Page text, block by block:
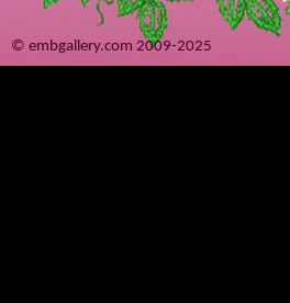
© embgallery.com 2009-2025